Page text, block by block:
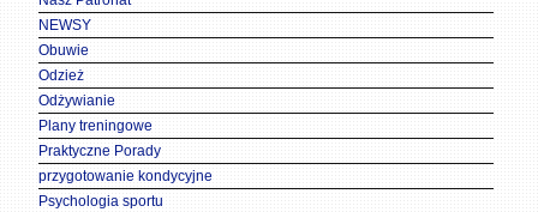
NEWSY
Obuwie
Odzież
Odżywianie
Plany treningowe
Praktyczne Porady
przygotowanie kondycyjne
Psychologia sportu